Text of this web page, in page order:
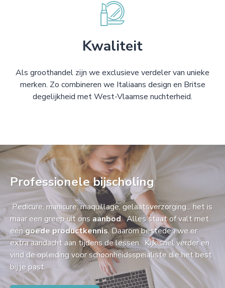
Kwaliteit
Als groothandel zijn we exclusieve verdeler van unieke
merken. Zo combineren we Italiaans design en Britse
degelijkheid met West-Vlaamse nuchterheid.
Professionele bijscholing
Pedicure, manicure, maquillage, gelaatsverzorging... het is
maar een greep uit ons aanbod. Alles staat of valt met
eengoede productkennis. Daarom besteden we er
extra aandacht aan tijdens de lessen. Kijk snel verder en
vind de opleiding voor schoonheidsspeialiste die het best
bij je past.